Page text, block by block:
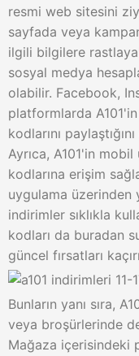
resmi web sitesini
sayfada veya
ilgili bilgilere
sosyal medya
olabilir. Facebook,
platformlarda
kodlarını
Ayrıca, A101'in
kodlarına erişim
uygulama üzerinden
indirimler sıklıkla
kodları da buradan
güncel fırsatları
Bunların yanı sıra,
veya broşürlerinde
Mağaza içerisindeki